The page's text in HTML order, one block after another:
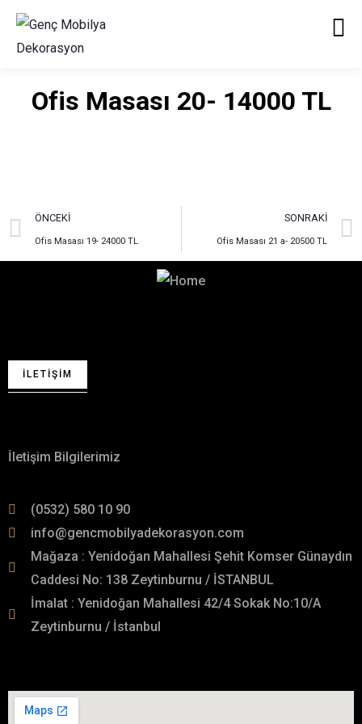
Ofis Masası 20- 14000 TL
ÖNCEKI
Ofis Masası 19- 24000 TL
SONRAKI
Ofis Masası 21 a- 20500 TL
İLETIŞIM
İletişim Bilgilerimiz
(0532) 580 10 90
info@gencmobilyadekorasyon.com
Mağaza : Yenidoğan Mahallesi Şehit Komser Günaydın
Caddesi No: 138 Zeytinburnu / İSTANBUL
İmalat : Yenidoğan Mahallesi 42/4 Sokak No:10/A
Zeytinburnu / İstanbul